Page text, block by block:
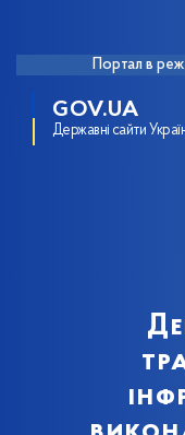
Портал в
GOV.UA
Державні сайти